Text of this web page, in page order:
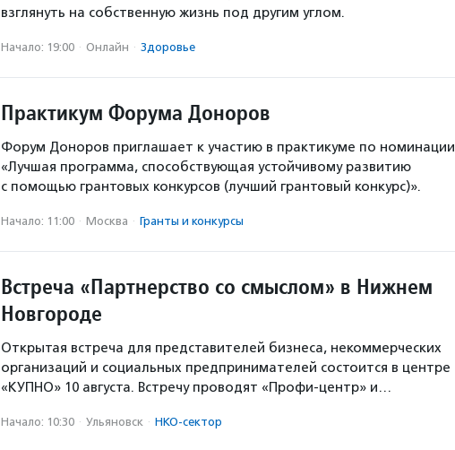
взглянуть на собственную жизнь под другим углом.
Начало: 19:00 · Онлайн · Здоровье
Практикум Форума Доноров
Форум Доноров приглашает к участию в практикуме по номинации
«Лучшая программа, способствующая устойчивому развитию
с помощью грантовых конкурсов (лучший грантовый конкурс)».
Начало: 11:00 · Москва · Гранты и конкурсы
Встреча «Партнерство со смыслом» в Нижнем
Новгороде
Открытая встреча для представителей бизнеса, некоммерческих
организаций и социальных предпринимателей состоится в центре
«КУПНО» 10 августа. Встречу проводят «Профи-центр» и…
Начало: 10:30 · Ульяновск · НКО-сектор